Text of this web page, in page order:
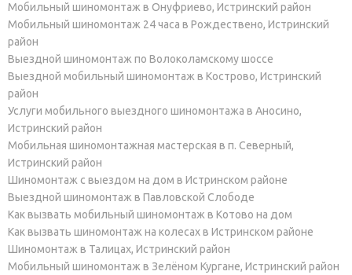
Мобильный шиномонтаж в Онуфриево, Истринский район
Мобильный шиномонтаж 24 часа в Рождествено, Истринский
район
Выездной шиномонтаж по Волоколамскому шоссе
Выездной мобильный шиномонтаж в Кострово, Истринский
район
Услуги мобильного выездного шиномонтажа в Аносино,
Истринский район
Мобильная шиномонтажная мастерская в п. Северный,
Истринский район
Шиномонтаж с выездом на дом в Истринском районе
Выездной шиномонтаж в Павловской Слободе
Как вызвать мобильный шиномонтаж в Котово на дом
Как вызвать шиномонтаж на колесах в Истринском районе
Шиномонтаж в Талицах, Истринский район
Мобильный шиномонтаж в Зелёном Кургане, Истринский район